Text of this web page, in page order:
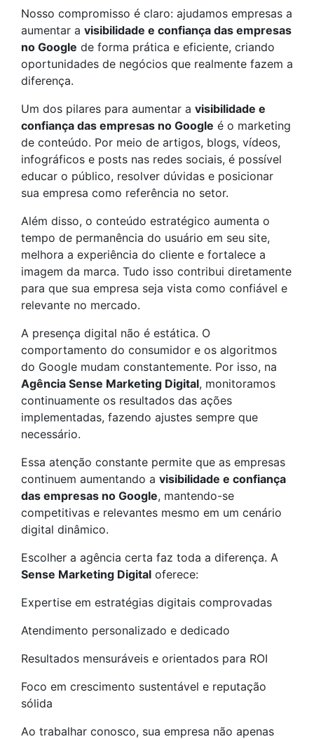
Nosso compromisso é claro: ajudamos empresas a
aumentar a visibilidade e confiança das empresas
no Google de forma prática e eficiente, criando
oportunidades de negócios que realmente fazem a
diferença.
Um dos pilares para aumentar a visibilidade e
confiança das empresas no Google é o marketing
de conteúdo. Por meio de artigos, blogs, vídeos,
infográficos e posts nas redes sociais, é possível
educar o público, resolver dúvidas e posicionar
sua empresa como referência no setor.
Além disso, o conteúdo estratégico aumenta o
tempo de permanência do usuário em seu site,
melhora a experiência do cliente e fortalece a
imagem da marca. Tudo isso contribui diretamente
para que sua empresa seja vista como confiável e
relevante no mercado.
A presença digital não é estática. O
comportamento do consumidor e os algoritmos
do Google mudam constantemente. Por isso, na
Agência Sense Marketing Digital, monitoramos
continuamente os resultados das ações
implementadas, fazendo ajustes sempre que
necessário.
Essa atenção constante permite que as empresas
continuem aumentando a visibilidade e confiança
das empresas no Google, mantendo-se
competitivas e relevantes mesmo em um cenário
digital dinâmico.
Escolher a agência certa faz toda a diferença. A
Sense Marketing Digital oferece:
Expertise em estratégias digitais comprovadas
Atendimento personalizado e dedicado
Resultados mensuráveis e orientados para ROI
Foco em crescimento sustentável e reputação
sólida
Ao trabalhar conosco, sua empresa não apenas